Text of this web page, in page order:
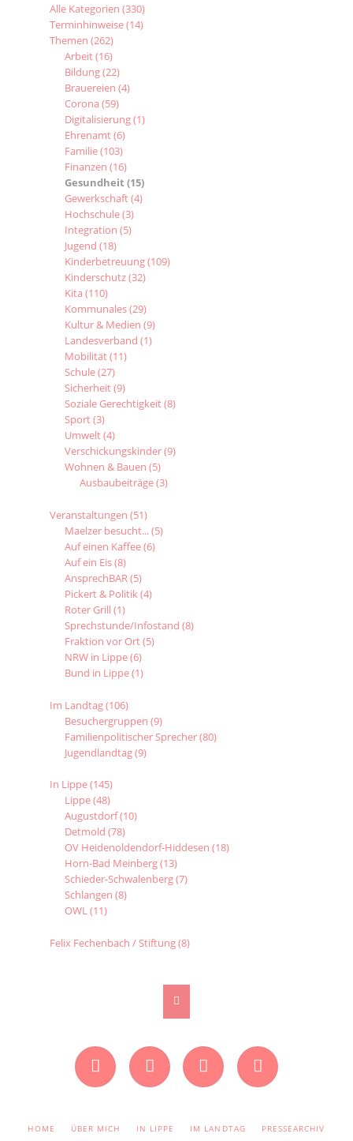
Alle Kategorien (330)
Terminhinweise(14)
Themen (262)
Arbeit(16)
Bildung(22)
Brauereien (4)
Corona (59)
Digitalisierung(1)
Ehrenamt(6)
Familie(103)
Finanzen (16)
Gesundheit (15)
Gewerkschaft(4)
Hochschule(3)
Integration (5)
Jugend (18)
Kinderbetreuung(109)
Kinderschutz(32)
Kita (110)
Kommunales(29)
Kultur & Medien (9)
Landesverband (1)
Mobilität(11)
Schule(27)
Sicherheit(9)
Soziale Gerechtigkeit(8)
Sport(3)
Umwelt(4)
Verschickungskinder(9)
Wohnen & Bauen (5)
Ausbaubeiträge(3)
Veranstaltungen (51)
Maelzer besucht...(5)
Auf einen Kaffee(6)
Auf ein Eis(8)
AnsprechBAR(5)
Pickert & Politik(4)
Roter Grill (1)
Sprechstunde/Infostand (8)
Fraktion vor Ort(5)
NRW in Lippe(6)
Bund in Lippe(1)
Im Landtag(106)
Besuchergruppen (9)
Familienpolitischer Sprecher(80)
Jugendlandtag(9)
In Lippe(145)
Lippe(48)
Augustdorf(10)
Detmold (78)
OV Heidenoldendorf-Hiddesen (18)
Horn-Bad Meinberg(13)
Schieder-Schwalenberg(7)
Schlangen (8)
OWL(11)
Felix Fechenbach / Stiftung(8)
NAVIGATION
HOME ÜBER MICH IN LIPPE IM LANDTAG PRESSEARCHIV